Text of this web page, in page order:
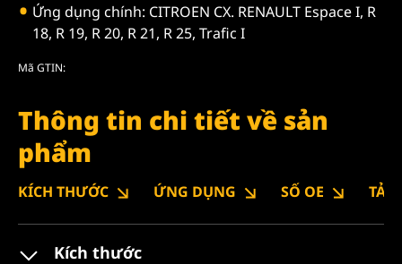
Ứng dụng chính: CITROEN CX. RENAULT Espace I, R
18, R 19, R 20, R 21, R 25, Trafic I
Mã GTIN:
Thông tin chi tiết về sản
phẩm
KÍCH THƯỚC ỨNG DỤNG SỐ OE TẢI
Kích thước